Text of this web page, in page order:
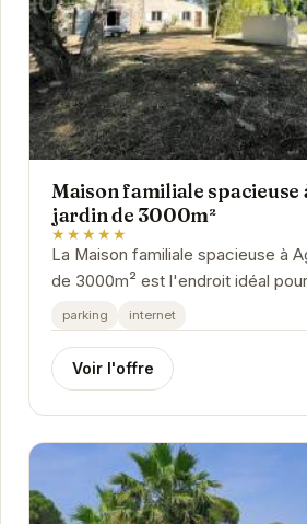
Maison familiale spacieuse
jardin de 3000m²
★★★★★
La Maison familiale spacieuse à
de 3000m² est l'endroit idéal
profiter du charme d'Agde. Avec
parking internet
Voir l'offre